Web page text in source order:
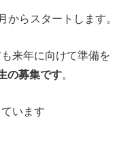
からスタートします。
来年に向けて準備を
の募集です。
います